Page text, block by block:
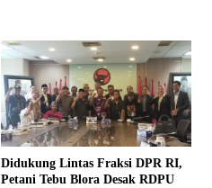
Didukung Lintas Fraksi DPR RI,
Petani Tebu Blora Desak RDPU